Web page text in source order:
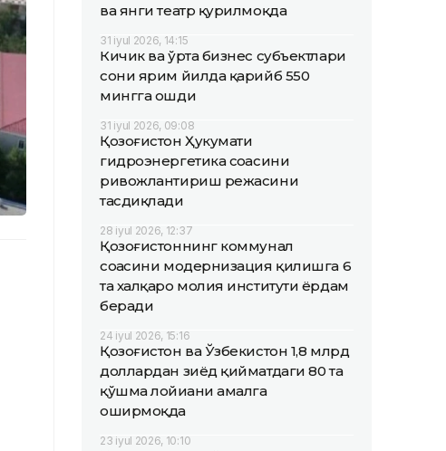
ва янги театр қурилмоқда
31 iyul 2026, 14:15
Кичик ва ўрта бизнес субъектлари
сони ярим йилда қарийб 550
мингга ошди
31 iyul 2026, 09:08
Қозоғистон Ҳукумати
гидроэнергетика соҳасини
ривожлантириш режасини
тасдиқлади
28 iyul 2026, 12:37
Қозоғистоннинг коммунал
соҳасини модернизация қилишга 6
та халқаро молия институти ёрдам
беради
24 iyul 2026, 15:16
Қозоғистон ва Ўзбекистон 1,8 млрд
доллардан зиёд қийматдаги 80 та
қўшма лойиҳани амалга
оширмоқда
23 iyul 2026, 10:10